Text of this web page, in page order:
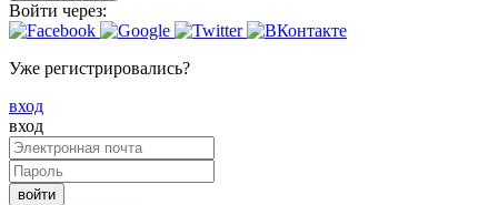
Войти через:
Уже регистрировались?
вход
вход
войти